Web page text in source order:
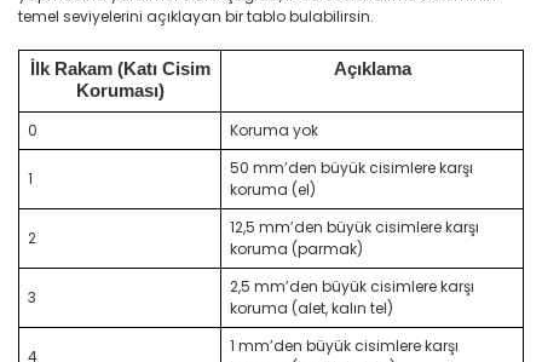
temel seviyelerini açıklayan bir tablo bulabilirsin.
İlk Rakam (Katı Cisim
Koruması)
Açıklama
0 Koruma yok
1
50 mm’den büyük cisimlere karşı
koruma (el)
2
12,5 mm’den büyük cisimlere karşı
koruma (parmak)
3
2,5 mm’den büyük cisimlere karşı
koruma (alet, kalın tel)
4
1 mm’den büyük cisimlere karşı